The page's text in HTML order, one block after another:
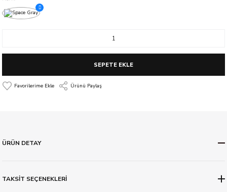
SEPETE EKLE
Ürünü Paylaş
ÜRÜN DETAY
TAKSİT SEÇENEKLERİ